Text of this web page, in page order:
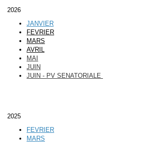
2026
JANVIER
FEVRIER
MARS
AVRIL
MAI
JUIN
JUIN - PV SENATORIALE
2025
FEVRIER
MARS